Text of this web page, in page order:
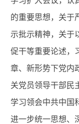
的重要思想，关于
示批示精神，关于
促干等重要论述，
章、新形势下党内
关党员领导干部民
学习领会中共中国
进一步统一思想、